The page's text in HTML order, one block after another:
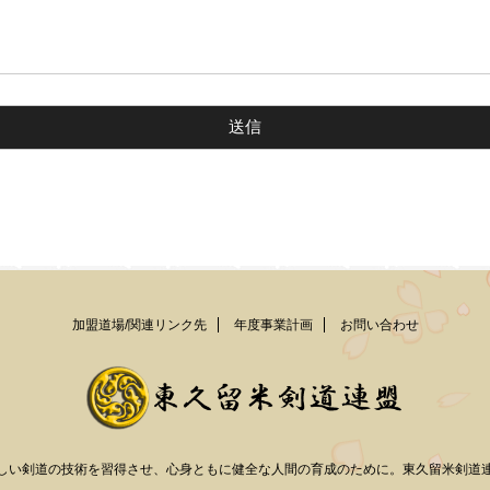
加盟道場/関連リンク先 年度事業計画 お問い合わせ
い剣道の技術を習得させ、心身ともに健全な人間の育成のために。東久留米剣道